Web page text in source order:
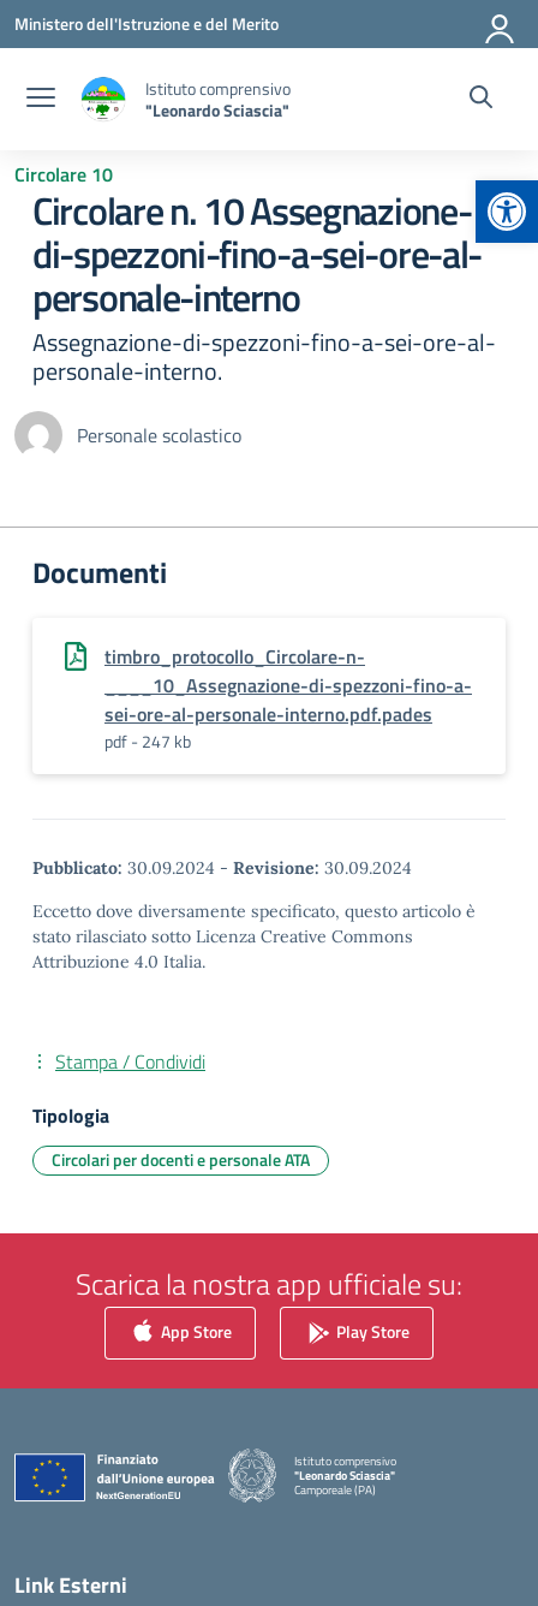
Vai ai contenuti
Vai al menu di navigazione
Vai al footer
Ministero dell'Istruzione e del Merito
Istituto comprensivo
"Leonardo Sciascia"
Circolare 10
Circolare n. 10 Assegnazione-
di-spezzoni-fino-a-sei-ore-al-
personale-interno
Assegnazione-di-spezzoni-fino-a-sei-ore-al-
personale-interno.
Personale scolastico
Documenti
timbro_protocollo_Circolare-n-
____10_Assegnazione-di-spezzoni-fino-a-
sei-ore-al-personale-interno.pdf.pades
pdf - 247 kb
Pubblicato: 30.09.2024 - Revisione: 30.09.2024
Eccetto dove diversamente specificato, questo articolo è
stato rilasciato sotto Licenza Creative Commons
Attribuzione 4.0 Italia.
Stampa / Condividi
Tipologia
Circolari per docenti e personale ATA
Scarica la nostra app ufficiale su:
App Store Play Store
Istituto comprensivo
"Leonardo Sciascia"
Camporeale (PA)
— Visita la pagina iniziale della scuola
Link Esterni